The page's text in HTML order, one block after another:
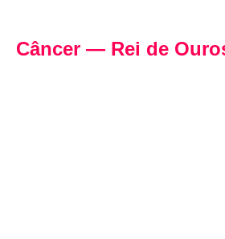
Câncer — Rei de